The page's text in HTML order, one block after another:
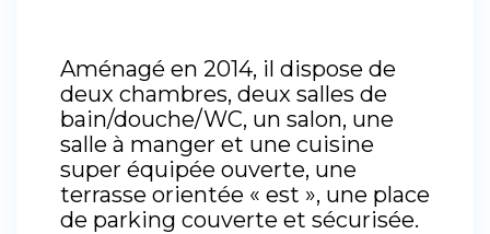
Aménagé en 2014, il dispose de
deux chambres, deux salles de
bain/douche/WC, un salon, une
salle à manger et une cuisine
super équipée ouverte, une
terrasse orientée « est », une place
de parking couverte et sécurisée.